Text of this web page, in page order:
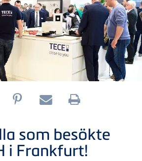
som besökte
i Frankfurt!